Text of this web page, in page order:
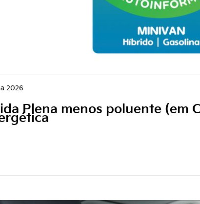
2026
Plena menos poluente (em